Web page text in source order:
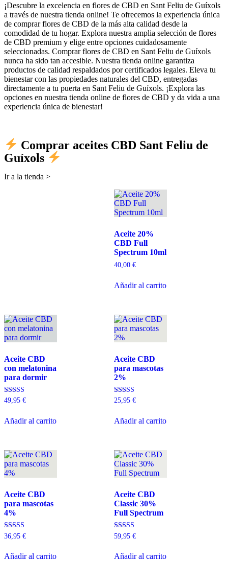
¡Descubre la excelencia en flores de CBD en Sant Feliu de Guíxols
a través de nuestra tienda online! Te ofrecemos la experiencia única
de comprar flores de CBD de la más alta calidad desde la
comodidad de tu hogar. Explora nuestra amplia selección de flores
de CBD premium y elige entre opciones cuidadosamente
seleccionadas. Comprar flores de CBD en Sant Feliu de Guíxols
nunca ha sido tan accesible. Nuestra tienda online garantiza
productos de calidad respaldados por certificados legales. Eleva tu
bienestar con las propiedades naturales del CBD, entregadas
directamente a tu puerta en Sant Feliu de Guíxols. ¡Explora las
opciones en nuestra tienda online de flores de CBD y da vida a una
experiencia única de bienestar!
Comprar aceites CBD Sant Feliu de
Guíxols
Ir a la tienda >
Aceite 20%
CBD Full
Spectrum 10ml
40,00 €
Añadir al carrito
Aceite CBD
con melatonina
para dormir
Valorado con
49,95 €
Añadir al carrito
Aceite CBD
para mascotas
2%
Valorado con
25,95 €
Añadir al carrito
Aceite CBD
para mascotas
4%
Valorado con
5.00
36,95 €
Añadir al carrito
Aceite CBD
Classic 30%
Full Spectrum
Valorado con
5.00
59,95 €
Añadir al carrito